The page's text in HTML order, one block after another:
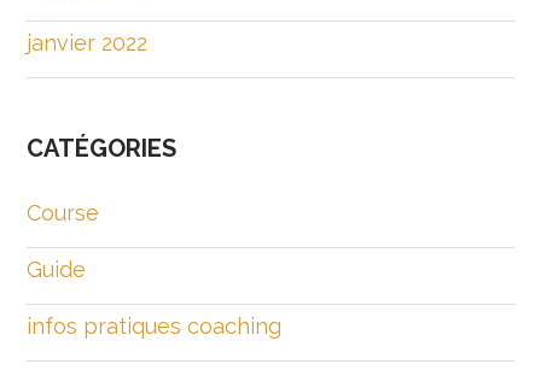
janvier 2022
CATÉGORIES
Course
Guide
infos pratiques coaching